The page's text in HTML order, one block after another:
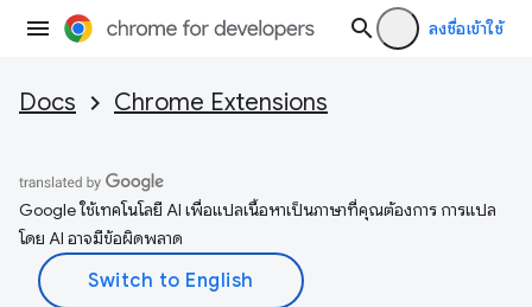
ลงชื่อเข้าใช้
Docs Chrome Extensions
Google ใช้เทคโนโลยี AI เพื่อแปลเนื้อหาเป็นภาษาที่คุณต้องการ การแปล
โดย AI อาจมีข้อผิดพลาด